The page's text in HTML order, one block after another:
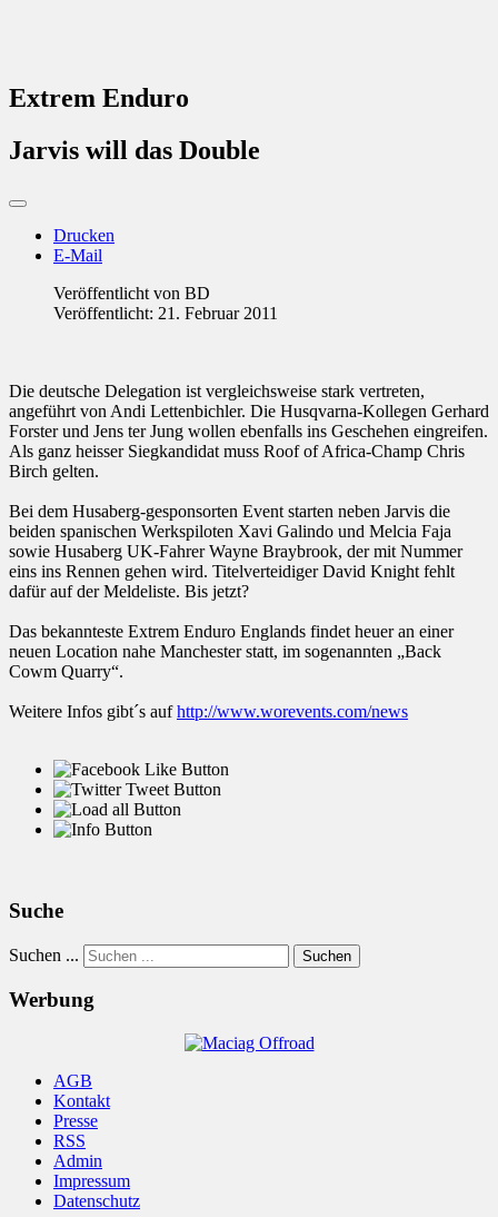
Extrem Enduro
Jarvis will das Double
Drucken
E-Mail
Veröffentlicht von BD
Veröffentlicht: 21. Februar 2011
Die deutsche Delegation ist vergleichsweise stark vertreten,
angeführt von Andi Lettenbichler. Die Husqvarna-Kollegen Gerhard
Forster und Jens ter Jung wollen ebenfalls ins Geschehen eingreifen.
Als ganz heisser Siegkandidat muss Roof of Africa-Champ Chris
Birch gelten.
Bei dem Husaberg-gesponsorten Event starten neben Jarvis die
beiden spanischen Werkspiloten Xavi Galindo und Melcia Faja
sowie Husaberg UK-Fahrer Wayne Braybrook, der mit Nummer
eins ins Rennen gehen wird. Titelverteidiger David Knight fehlt
dafür auf der Meldeliste. Bis jetzt?
Das bekannteste Extrem Enduro Englands findet heuer an einer
neuen Location nahe Manchester statt, im sogenannten „Back
Cowm Quarry“.
Weitere Infos gibt´s aufhttp://www.worevents.com/news
Suche
Suchen ... Suchen
Werbung
AGB
Kontakt
Presse
RSS
Admin
Impressum
Datenschutz